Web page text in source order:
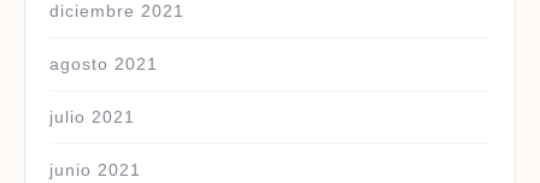
diciembre 2021
agosto 2021
julio 2021
junio 2021